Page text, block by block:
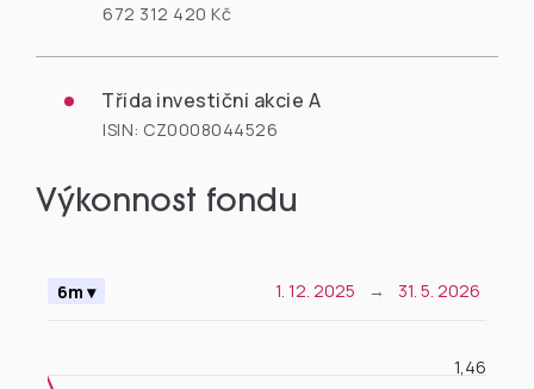
672 312 420 Kč
Třída investiční akcie A
ISIN: CZ0008044526
Výkonnost fondu
Chart 1. 12. 2025 → 31. 5. 2026
6m ▾
1,46